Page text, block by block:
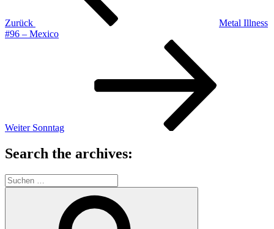
Zurück
Metal Illness
#96 – Mexico
Weiter Sonntag
Search the archives:
Suche
nach: